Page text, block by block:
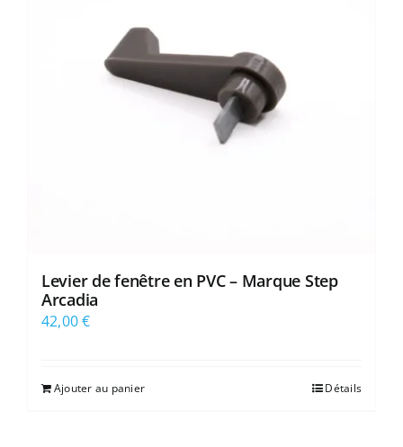
Levier de fenêtre en PVC – Marque Step
Arcadia
42,00€
Ajouter au panier Détails